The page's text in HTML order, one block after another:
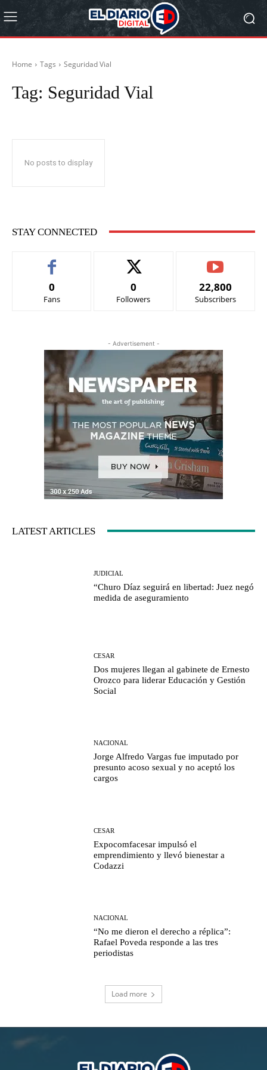
Home Tags Seguridad Vial
Tag: Seguridad Vial
No posts to display
STAY CONNECTED
0
Fans
0
Followers
22,800
Subscribers
- Advertisement -
LATEST ARTICLES
JUDICIAL
“Churo Díaz seguirá en libertad: Juez negó
medida de aseguramiento
CESAR
Dos mujeres llegan al gabinete de Ernesto
Orozco para liderar Educación y Gestión
Social
NACIONAL
Jorge Alfredo Vargas fue imputado por
presunto acoso sexual y no aceptó los
cargos
CESAR
Expocomfacesar impulsó el
emprendimiento y llevó bienestar a
Codazzi
NACIONAL
“No me dieron el derecho a réplica”:
Rafael Poveda responde a las tres
periodistas
Load more